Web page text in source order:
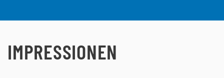
IMPRESSIONEN